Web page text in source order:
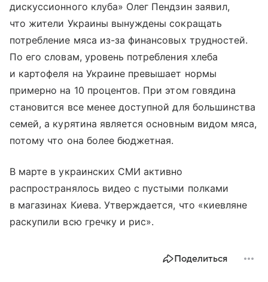
дискуссионного клуба» Олег Пендзин заявил,
что жители Украины вынуждены сокращать
потребление мяса из-за финансовых трудностей.
По его словам, уровень потребления хлеба
и картофеля на Украине превышает нормы
примерно на 10 процентов. При этом говядина
становится все менее доступной для большинства
семей, а курятина является основным видом мяса,
потому что она более бюджетная.
В марте в украинских СМИ активно
распространялось видео с пустыми полками
в магазинах Киева. Утверждается, что «киевляне
раскупили всю гречку и рис».
Поделиться